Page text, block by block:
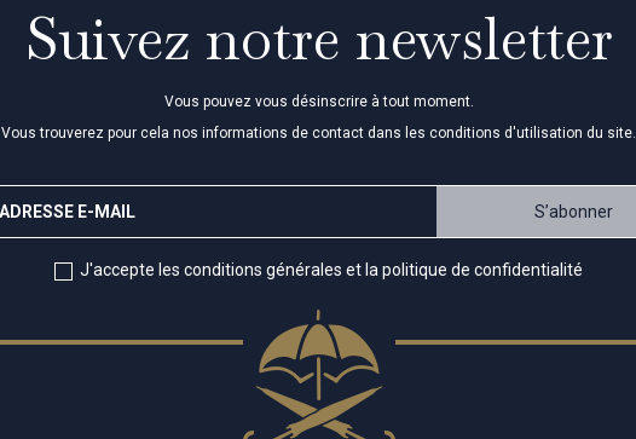
Suivez notre newsletter
Vous pouvez vous désinscrire à tout moment.
Vous trouverez pour cela nos informations de contact dans les conditions d'utilisation du site.
J'accepte les conditions générales et la politique de confidentialité